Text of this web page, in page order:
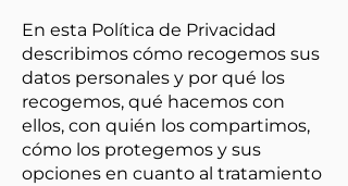
En esta Política de Privacidad
describimos cómo recogemos sus
datos personales y por qué los
recogemos, qué hacemos con
ellos, con quién los compartimos,
cómo los protegemos y sus
opciones en cuanto al tratamiento